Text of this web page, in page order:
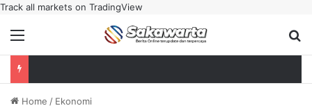
Track all markets on TradingView
Menu
Home / Ekonomi